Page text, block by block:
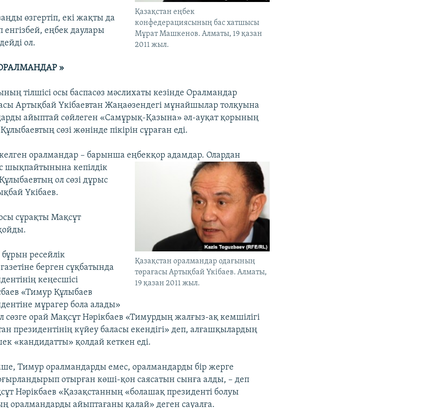
Қазақстан еңбек
конфедерациясының бас хатшысы
Мұрат Машкенов. Алматы, 19 қазан
2011 жыл.
өзгертіп, екі жақты да
енгізбей, еңбек даулары
ол.
»
тілшісі осы баспасөз мәслихаты кезінде Оралмандар
Артықбай Үкібаевтан Жаңаөзендегі мұнайшылар толқуына
айыптай сөйлеген «Самұрық-Қазына» әл-ауқат қорының
сөзі жөнінде пікірін сұраған еді.
оралмандар – барынша еңбекқор адамдар. Олардан
Қазақстан оралмандар одағының
төрағасы Артықбай Үкібаев. Алматы,
19 қазан 2011 жыл.
шықпайтынына кепілдік
ол сөзі дұрыс
Үкібаев.
сұрақты Мақсұт
ресейлік
берген сұқбатында
кеңесшісі
«Тимур Құлыбаев
мұрагер бола алады»
сөзге орай Мақсұт Нәрікбаев «Тимурдың жалғыз-ақ кемшілігі
президентінің күйеу баласы екендігі» деп, алғашқылардың
«кандидатты» қолдай кеткен еді.
Тимур оралмандарды емес, оралмандарды бір жерге
отырған көші-қон саясатын сынға алды, – деп
Нәрікбаев «Қазақстанның «болашақ президенті болуы
оралмандарды айыптағаны қалай» деген сауалға.